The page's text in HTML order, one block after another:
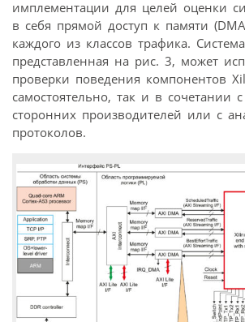
имплементации для целей оценки
в себя прямой доступ к памяти
каждого из классов трафика.
представленная на рис. 3, может
проверки поведения компонентов
самостоятельно, так и в сочетании
сторонних производителей или с
протоколов.